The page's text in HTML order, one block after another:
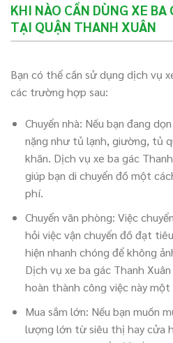
KHI NÀO CẦN DÙNG XE BA
TẠI QUẬN THANH XUÂN
Bạn có thể cần sử dụng dịch vụ
các trường hợp sau:
Chuyển nhà: Nếu bạn đang
nặng như tủ lạnh, giường, tủ
khăn. Dịch vụ xe ba gác
giúp bạn di chuyển đồ một
phí.
Chuyển văn phòng: Việc
hỏi việc vận chuyển đồ đạt
hiện nhanh chóng để không
Dịch vụ xe ba gác Thanh
hoàn thành công việc này một
Mua sắm lớn: Nếu bạn muốn
lượng lớn từ siêu thị hay cửa